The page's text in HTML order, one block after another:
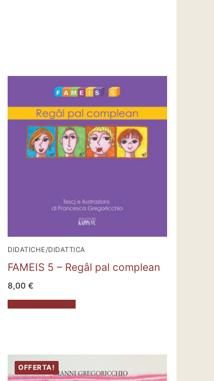
DIDATICHE/DIDATTICA
FAMEIS 5 – Regâl pal complean
8,00 €
OFFERTA!